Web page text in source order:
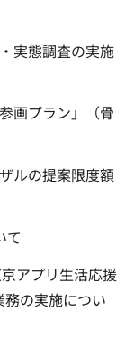
実態調査の実施
画プラン」（骨
ルの提案限度額
て
アプリ生活応援
の実施につい